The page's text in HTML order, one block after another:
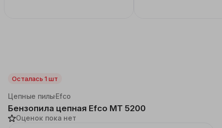
Осталась 1 шт
Каталог
Дача, сад
Садовая техника
Цепные пилыEfco
Бензопила цепная Efco MT 5200
Оценок пока нет